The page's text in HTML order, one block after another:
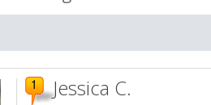
Jessica C.